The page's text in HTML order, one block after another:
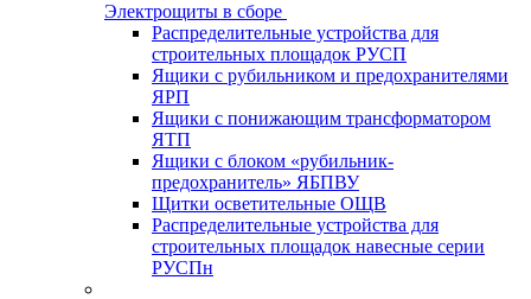
Электрощиты в сборе
Распределительные устройства для
строительных площадок РУСП
Ящики с рубильником и предохранителями
ЯРП
Ящики с понижающим трансформатором
ЯТП
Ящики с блоком «рубильник-
предохранитель» ЯБПВУ
Щитки осветительные ОЩВ
Распределительные устройства для
строительных площадок навесные серии
РУСПн